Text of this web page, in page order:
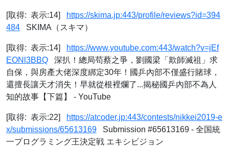
[取得: 表示:14]
https://skima.jp:443/profile/reviews?id=394
484 SKIMA（スキマ）
[取得: 表示:14]
https://www.youtube.com:443/watch?v=jEf
EONl3BBQ 深扒！總局苟蔡之爭，劉國梁「欺師滅祖」求
自保，與房產大佬深度綁定30年！國乒內部不僅盛行賭球，
還擅長讓天才消失！早就從根裡爛了...揭秘國乒內部不為人
知的故事【下篇】 - YouTube
[取得: 表示:22]
https://atcoder.jp:443/contests/nikkei2019-e
x/submissions/65613169 Submission #65613169 - 全国統
一プログラミング王決定戦 エキシビジョン